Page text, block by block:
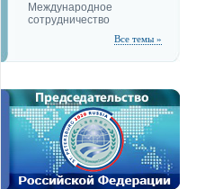
Международное
сотрудничество
Все темы »